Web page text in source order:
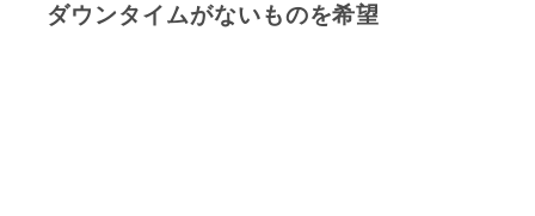
ダウンタイムがないものを希望